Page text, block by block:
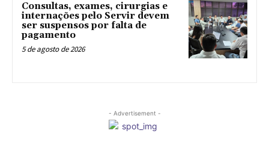
Consultas, exames, cirurgias e
internações pelo Servir devem
ser suspensos por falta de
pagamento
5 de agosto de 2026
- Advertisement -